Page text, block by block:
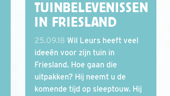
TUINBELEVENISSEN
IN FRIESLAND
25.09.18 Wil Leurs heeft veel
ideeën voor zijn tuin in
Friesland. Hoe gaan die
uitpakken? Hij neemt u de
komende tijd op sleeptouw. Hij